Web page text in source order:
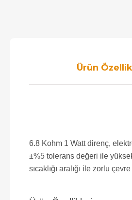
Ürün
6.8 Kohm 1 Watt direnç,
±%5 tolerans değeri ile
sıcaklığı aralığı ile zorlu